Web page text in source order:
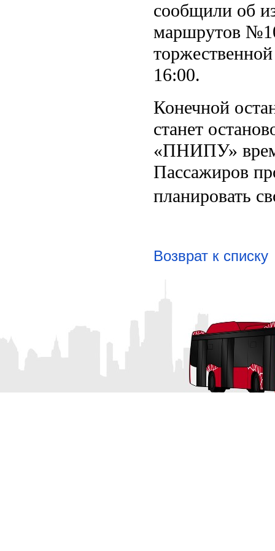
сообщили об
маршрутов
16:00.
Конечной
станет
«ПНИПУ»
Пассажиров
планировать
Возврат к списку